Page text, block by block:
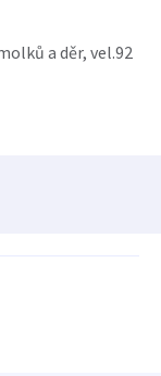
a děr, vel.92